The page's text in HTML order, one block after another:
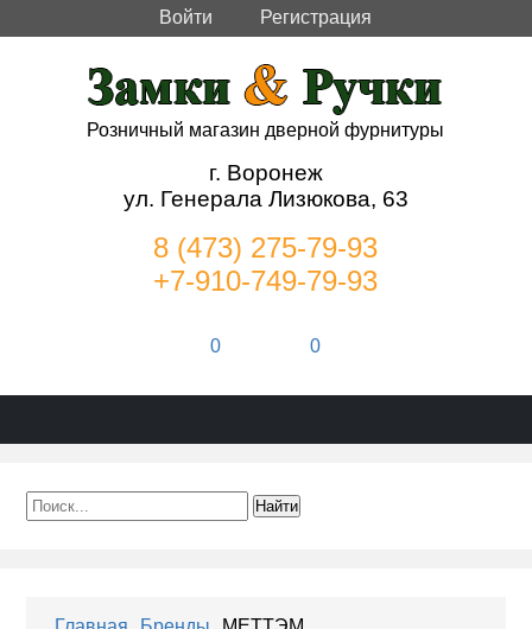
Войти Регистрация
Розничный магазин дверной фурнитуры
г. Воронеж
ул. Генерала Лизюкова, 63
8 (473) 275-79-93
+7-910-749-79-93
0 0